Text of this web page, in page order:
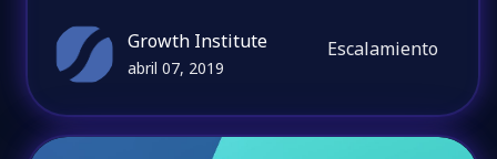
Growth Institute
abril 07, 2019
Escalamiento